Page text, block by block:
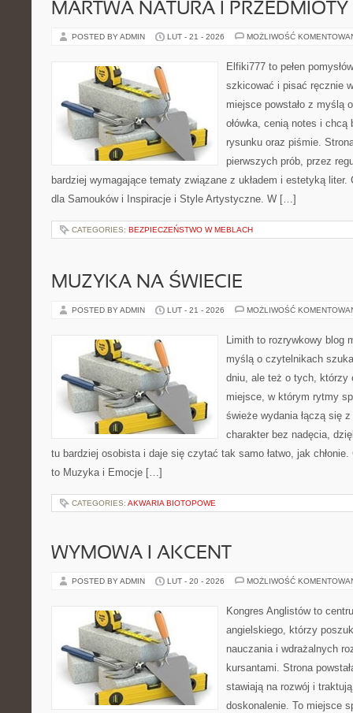
MARTWA NATURA I PRZEDMIOTY
POSTED BY ADMIN LUT - 21 - 2026 MOŻLIWOŚĆ
Elfiki777 to pełen
szkicować i pisać ręcznie
miejsce powstało z myślą
ołówka, cenią notes i chcą
rysunku oraz piśmie.
pierwszych prób, przez
bardziej wymagające tematy związane z układem i estetyką liter.
dla Samouków i Inspiracje i Style Artystyczne. W […]
CATEGORIES: BEZPIECZEŃSTWO W MEBLACH
MUZYKA NA ŚWIECIE
POSTED BY ADMIN LUT - 21 - 2026 MOŻLIWOŚĆ
Limith to rozrywkowy blog
myślą o czytelnikach
dniu, ale też o tych, którzy
miejsce, w którym rytmy
świeże wydania łączą się
charakter bez nadęcia,
tu bardziej osobista i daje się czytać tak samo łatwo, jak
to Muzyka i Emocje […]
CATEGORIES: AKWARIA BIOTOPOWE
WYMOWA I AKCENT
POSTED BY ADMIN LUT - 20 - 2026 MOŻLIWOŚĆ
Kongres Anglistów to
angielskiego, którzy
nauczania i wdrażalnych
kursantami. Strona
stawiają na rozwój i
doskonalenie. To miejsce